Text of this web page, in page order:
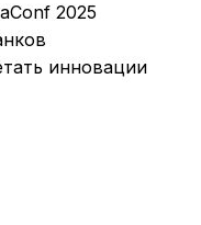
2025
инновации